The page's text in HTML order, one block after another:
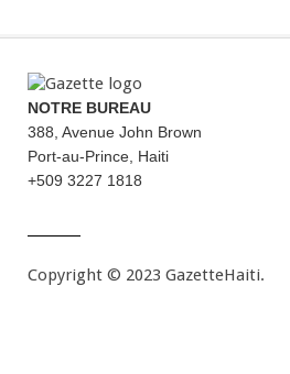
NOTRE BUREAU
388, Avenue John Brown
Port-au-Prince, Haiti
+509 3227 1818
Copyright © 2023 GazetteHaiti.